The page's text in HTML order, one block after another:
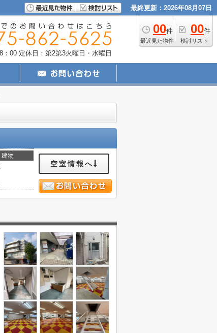
最終更新：2026年08月07日
00件
最近見た物件
00件
検討リスト
：00 定休日：第2第3火曜日・水曜日
建物
空室情報へ